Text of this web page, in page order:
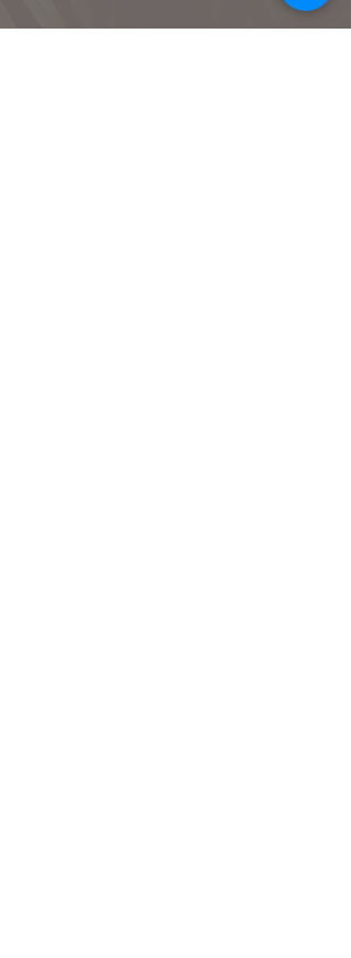
5. Materiales sostenibles y locales